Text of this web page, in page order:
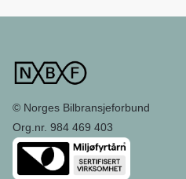
© Norges Bilbransjeforbund
Org.nr. 984 469 403